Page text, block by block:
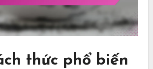
thức phổ biến